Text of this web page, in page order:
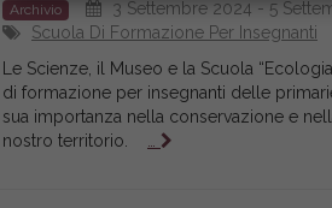
Archivio 3 Settembre 2024 - 5
Scuola Di Formazione Per Insegnanti
Le Scienze, il Museo e la Scuola
di formazione per insegnanti delle
sua importanza nella conservazione e
nostro territorio.